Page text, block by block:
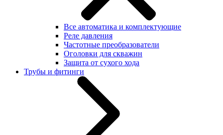
Все автоматика и комплектующие
Реле давления
Частотные преобразователи
Оголовки для скважин
Защита от сухого хода
Трубы и фитинги